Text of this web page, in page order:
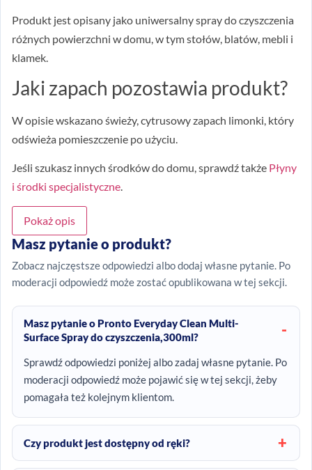
Produkt jest opisany jako uniwersalny spray do czyszczenia
różnych powierzchni w domu, w tym stołów, blatów, mebli i
klamek.
Jaki zapach pozostawia produkt?
W opisie wskazano świeży, cytrusowy zapach limonki, który
odświeża pomieszczenie po użyciu.
Jeśli szukasz innych środków do domu, sprawdź także Płyny
i środki specjalistyczne.
Pokaż opis
Masz pytanie o produkt?
Zobacz najczęstsze odpowiedzi albo dodaj własne pytanie. Po
moderacji odpowiedź może zostać opublikowana w tej sekcji.
Masz pytanie o Pronto Everyday Clean Multi-
Surface Spray do czyszczenia,300ml?
Sprawdź odpowiedzi poniżej albo zadaj własne pytanie. Po
moderacji odpowiedź może pojawić się w tej sekcji, żeby
pomagała też kolejnym klientom.
Czy produkt jest dostępny od ręki?